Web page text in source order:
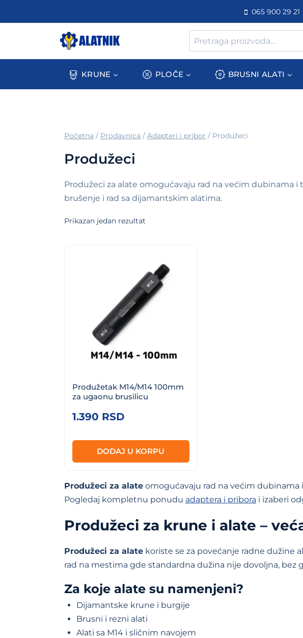
to
065 900 29 21
Pretraga
za:
KRUNE PLOČE BRUSNI ALATI
/ Prodavnica / Adapteri i pribor / Produžeci
Produžeci
Produžeci za alate omogućavaju rad na većim
brušenje i rad sa dijamantskim alatima.
Prikazan jedan rezultat
Produžetak M14/M14 100mm
za ugaonu brusilicu
1.390 RSD
DODAJ U KORPU
Produžeci za alate omogućavaju rad na većim
Pogledaj kompletnu ponudu adaptera i pribora i izaberi
Produžeci za krune i alate –
Produžeci za alate koriste se za povećanje radne dužine
rad na mestima gde standardna dužina nije dovoljna, bez
Za koje alate su namenjeni?
Dijamantske krune i burgije
Brusni i rezni alati
Alati sa M14 i sličnim navojem